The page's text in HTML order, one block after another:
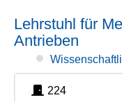
Lehrstuhl für
Antrieben
224